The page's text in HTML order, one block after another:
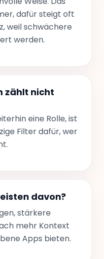
dafür steigt oft
weil schwächere
werden.
zählt nicht
eine Rolle, ist
Filter dafür, wer
davon?
stärkere
mehr Kontext
Apps bieten.